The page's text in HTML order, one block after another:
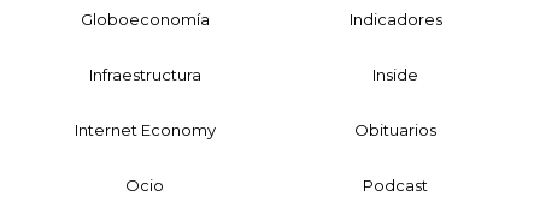
Globoeconomía Indicadores
Infraestructura Inside
Internet Economy Obituarios
Ocio Podcast